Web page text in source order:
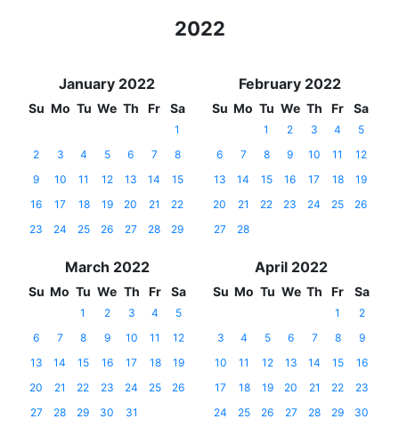
2022
January 2022
Su Mo Tu We Th Fr Sa
1
2
3 4 5 6 7
8
9
10 11 12 13 14
15
16
17 18 19 20 21
22
23
24 25 26 27 28 29
February 2022
Su Mo Tu We Th Fr Sa
1 2 3 4
5
6
7 8 9 10 11
12
13
14 15 16 17 18
19
20
21 22 23 24 25
26
27
28
March 2022
Su Mo Tu We Th Fr Sa
1 2 3 4
5
6
7 8 9 10 11
12
13
14 15 16 17 18
19
20
21 22 23 24 25
26
27
28 29 30 31
April 2022
Su Mo Tu We Th Fr Sa
1
2
3
4 5 6 7 8
9
10
11 12 13 14 15
16
17
18 19 20 21 22
23
24
25 26 27 28 29 30